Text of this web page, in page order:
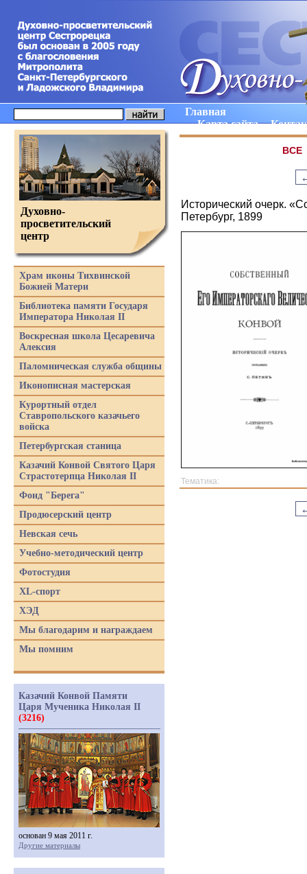
Главная
Карта сайта
ВCE
Исторический очерк.
Петербург, 1899
Тематика:
Духовно-
просветительский
центр
Храм иконы Тихвинской
Божией Матери
Библиотека памяти Государя
Императора Николая II
Воскресная школа Цесаревича
Алексия
Паломническая служба общины
Иконописная мастерская
Курортный отдел
Ставропольского казачьего
войска
Петербургская станица
Казачий Конвой Святого Царя
Страстотерпца Николая II
Фонд "Берега"
Продюсерский центр
Невская сечь
Учебно-методический центр
Фотостудия
XL-спорт
ХЭД
Мы благодарим и награждаем
Мы помним
Казачий Конвой Памяти
Царя Мученика Николая II
(3216)
основан 9 мая 2011 г.
Другие материалы